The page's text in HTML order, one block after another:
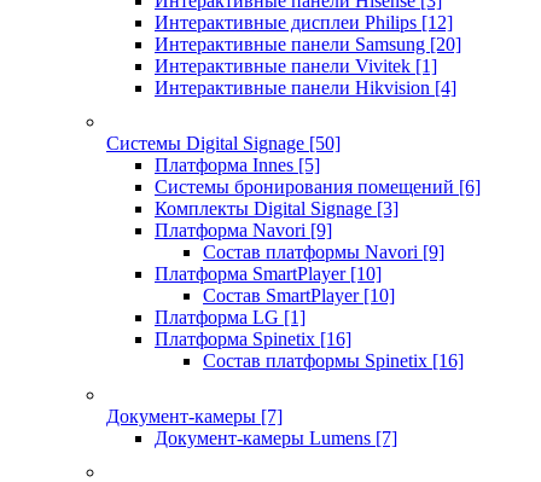
Интерактивные дисплеи Philips [12]
Интерактивные панели Samsung [20]
Интерактивные панели Vivitek [1]
Интерактивные панели Hikvision [4]
Системы Digital Signage [50]
Платформа Innes [5]
Системы бронирования помещений [6]
Комплекты Digital Signage [3]
Платформа Navori [9]
Состав платформы Navori [9]
Платформа SmartPlayer [10]
Состав SmartPlayer [10]
Платформа LG [1]
Платформа Spinetix [16]
Состав платформы Spinetix [16]
Документ-камеры [7]
Документ-камеры Lumens [7]